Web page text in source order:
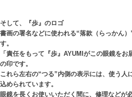
そして、『歩』のロゴ
書画の署名などに使われる“落款（らっかん
す。
「責任をもって『歩』AYUMIがこの眼鏡を
の印です。
これら左右の“つる”内側の表示には、使う人
込められています。
眼鏡を長くお使いいただく間に、修理などが